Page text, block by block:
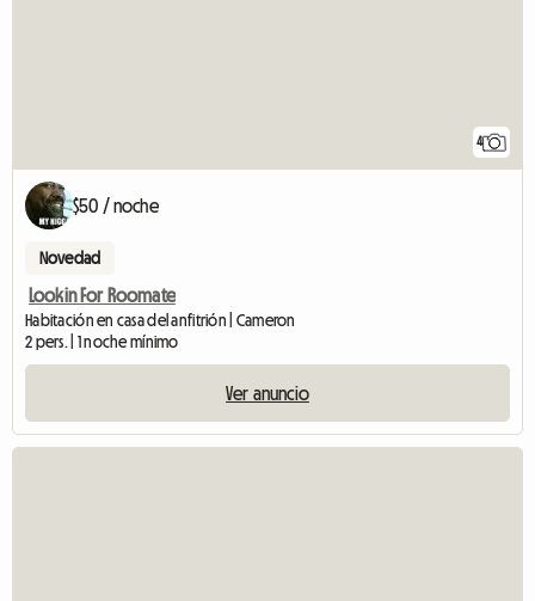
4
$50 / noche
Novedad
Lookin For Roomate
Habitación en casa del anfitrión | Cameron
2 pers. | 1 noche mínimo
Ver anuncio